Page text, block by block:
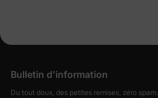
Bulletin d'information
Du tout doux, des petites remises, zéro spam.